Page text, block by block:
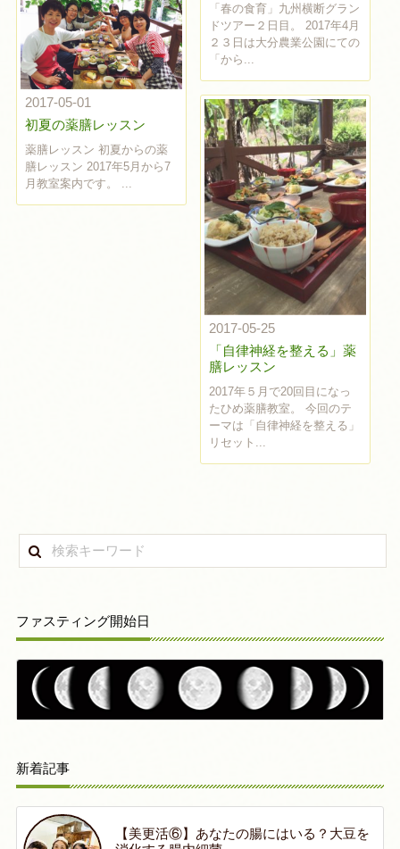
「春の食育」九州横断グラン
ドツアー２日目。 2017年4月
２３日は大分農業公園にての
「から...
2017-05-01
初夏の薬膳レッスン
薬膳レッスン 初夏からの薬
膳レッスン 2017年5月から7
月教室案内です。 ...
2017-05-25
「自律神経を整える」薬
膳レッスン
2017年５月で20回目になっ
たひめ薬膳教室。 今回のテ
ーマは「自律神経を整える」
リセット...
ファスティング開始日
新着記事
【美更活⑥】あなたの腸にはいる？大豆を